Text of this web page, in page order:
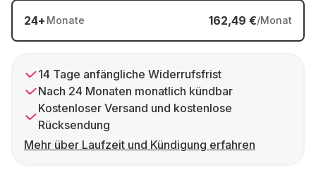
24+ Monate 162,49 €/Monat
14 Tage anfängliche Widerrufsfrist
Nach 24 Monaten monatlich kündbar
Kostenloser Versand und kostenlose
Rücksendung
Mehr über Laufzeit und Kündigung erfahren